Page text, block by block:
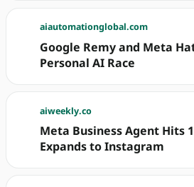
aiautomationglobal.com
Google Remy and Meta
Personal AI Race
aiweekly.co
Meta Business Agent Hits
Expands to Instagram